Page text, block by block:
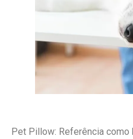
Pet Pillow: Referência como